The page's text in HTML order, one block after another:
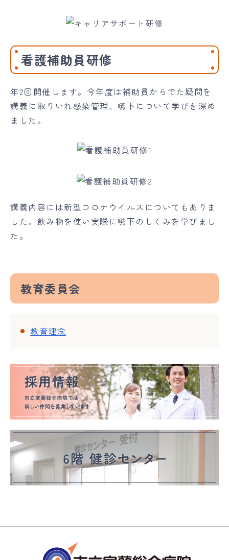
看護補助員研修
年2回開催します。今年度は補助員からでた疑問を
講義に取りいれ感染管理、嚥下について学びを深め
ました。
講義内容には新型コロナウイルスについてもありま
した。飲み物を使い実際に嚥下のしくみを学びまし
た。
教育委員会
教育理念